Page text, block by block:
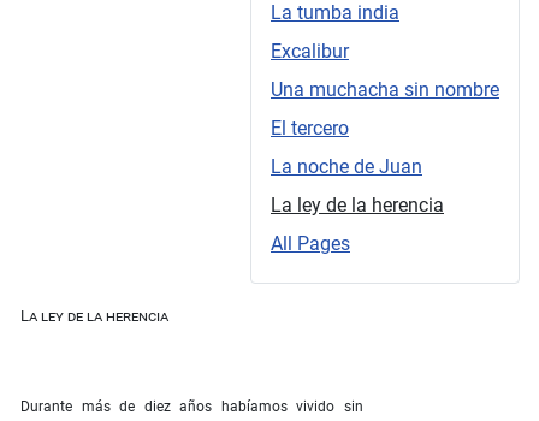
La tumba india
Excalibur
Una muchacha sin nombre
El tercero
La noche de Juan
La ley de la herencia
All Pages
La ley de la herencia
Durante más de diez años habíamos vivido sin